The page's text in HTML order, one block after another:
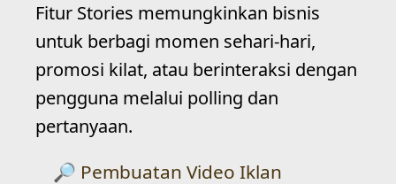
Fitur Stories memungkinkan bisnis
untuk berbagi momen sehari-hari,
promosi kilat, atau berinteraksi dengan
pengguna melalui polling dan
pertanyaan.
Pembuatan Video Iklan